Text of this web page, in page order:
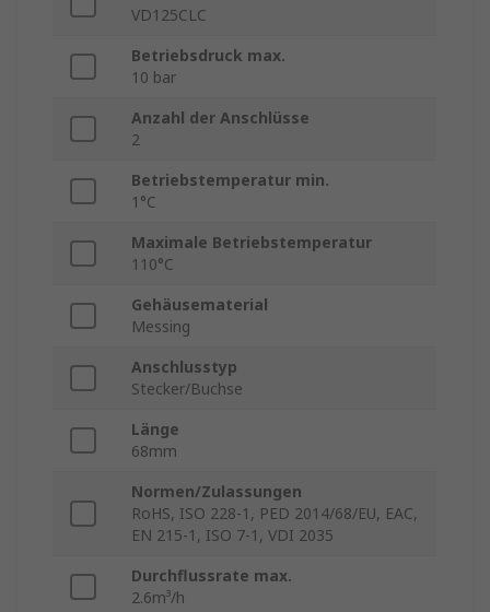
VD125CLC
Betriebsdruck max.
10 bar
Anzahl der Anschlüsse
2
Betriebstemperatur min.
1°C
Maximale Betriebstemperatur
110°C
Gehäusematerial
Messing
Anschlusstyp
Stecker/Buchse
Länge
68mm
Normen/Zulassungen
RoHS, ISO 228-1, PED 2014/68/EU, EAC,
EN 215-1, ISO 7-1, VDI 2035
Durchflussrate max.
2.6m³/h